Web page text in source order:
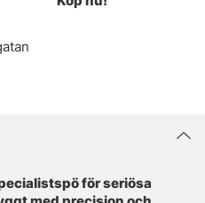
för seriösa